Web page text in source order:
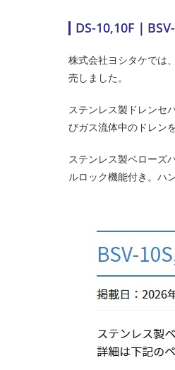
DS-10,10F｜
株式会社ヨシタケでは
売しました。
ステンレス製ドレンセ
びガス流体中のドレン
ステンレス製ベローズ
ルロック機能付き。ハ